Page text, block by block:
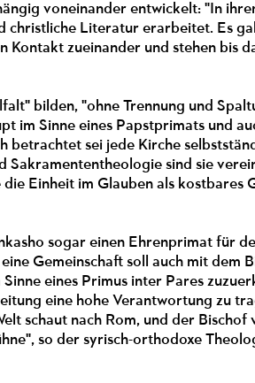
voneinander entwickelt: "In
christliche Literatur erarbeitet. Es
Kontakt zueinander und stehen bis
bilden, "ohne Trennung und
im Sinne eines Papstprimats und
betrachtet sei jede Kirche
Sakramententheologie sind sie
Einheit im Glauben als kostbares
sogar einen Ehrenprimat für
Gemeinschaft soll auch mit dem
eines Primus inter Pares
eine hohe Verantwortung zu
schaut nach Rom, und der Bischof
so der syrisch-orthodoxe